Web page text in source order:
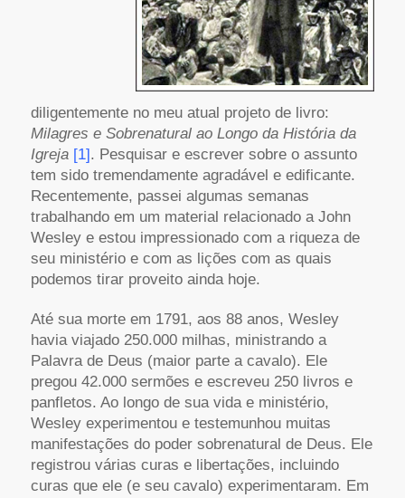
diligentemente no meu atual projeto de livro:
Milagres e Sobrenatural ao Longo da História da
Igreja [1] . Pesquisar e escrever sobre o assunto
tem sido tremendamente agradável e edificante.
Recentemente, passei algumas semanas
trabalhando em um material relacionado a John
Wesley e estou impressionado com a riqueza de
seu ministério e com as lições com as quais
podemos tirar proveito ainda hoje.
Até sua morte em 1791, aos 88 anos, Wesley
havia viajado 250.000 milhas, ministrando a
Palavra de Deus (maior parte a cavalo). Ele
pregou 42.000 sermões e escreveu 250 livros e
panfletos. Ao longo de sua vida e ministério,
Wesley experimentou e testemunhou muitas
manifestações do poder sobrenatural de Deus. Ele
registrou várias curas e libertações, incluindo
curas que ele (e seu cavalo) experimentaram. Em